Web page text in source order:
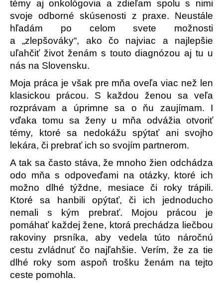
témy aj onkológovia a zdieľam spolu s nimi
svoje odborné skúsenosti z praxe. Neustále
hľadám po celom svete možnosti
a „zlepšováky“, ako čo najviac a najlepšie
uľahčiť život ženám s touto diagnózou aj tu u
nás na Slovensku.
Moja práca je však pre mňa oveľa viac než len
klasickou prácou. S každou ženou sa veľa
rozprávam a úprimne sa o ňu zaujímam. I
vďaka tomu sa ženy u mňa odvážia otvoriť
témy, ktoré sa nedokážu spýtať ani svojho
lekára, či prebrať ich so svojím partnerom.
A tak sa často stáva, že mnoho žien odchádza
odo mňa s odpoveďami na otázky, ktoré ich
možno dlhé týždne, mesiace či roky trápili.
Ktoré sa hanbili opýtať, či ich jednoducho
nemali s kým prebrať. Mojou prácou je
pomáhať každej žene, ktorá prechádza liečbou
rakoviny prsníka, aby vedela túto náročnú
cestu zvládnuť čo najľahšie. Verím, že za tie
dlhé roky som aspoň trošku ženám na tejto
ceste pomohla.